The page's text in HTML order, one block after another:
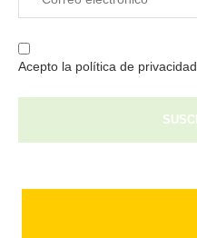
Acepto la política de privacidad